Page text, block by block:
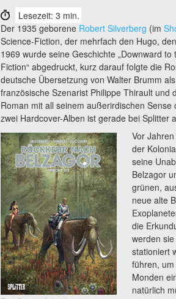
Lesezeit: 3 min.
Der 1935 geborene Robert Silverberg (im
Science-Fiction, der mehrfach den Hugo,
1969 wurde seine Geschichte „Downward
Fiction“ abgedruckt, kurz darauf folgte die
deutsche Übersetzung von Walter Brumm
französische Szenarist Philippe Thirault
Roman mit all seinem außerirdischen
zwei Hardcover-Alben ist gerade bei Splitter
Vor
der
seine
Belzagor
grünen,
neue alte
die
werden
stationiert
führen,
Monden
natürlich